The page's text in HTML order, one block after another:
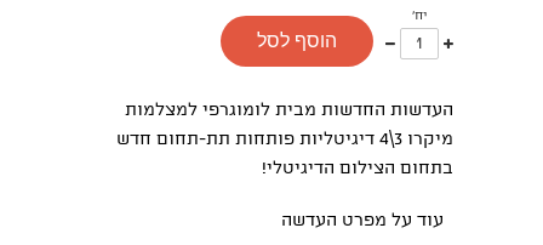
יח'
עוד
אחד
פחות
אחד
הוסף לסל
העדשות החדשות מבית לומוגרפי למצלמות
מיקרו 3\4 דיגיטליות פותחות תת-תחום חדש
בתחום הצילום הדיגיטלי!
עוד על מפרט העדשה